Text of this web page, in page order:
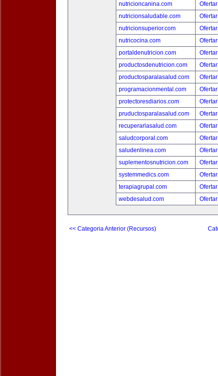
nutricioncanina.com
nutricionsaludable.com
nutricionsuperior.com
nutricocina.com
portaldenutricion.com
productosdenutricion.com
productosparalasalud.com
programacionmental.com
protectoresdiarios.com
pruductosparalasalud.com
recuperarlasalud.com
saludcorporal.com
saludenlinea.com
suplementosnutricion.com
systemmedics.com
terapiagrupal.com
webdesalud.com
<< Categoria Anterior (Recursos)